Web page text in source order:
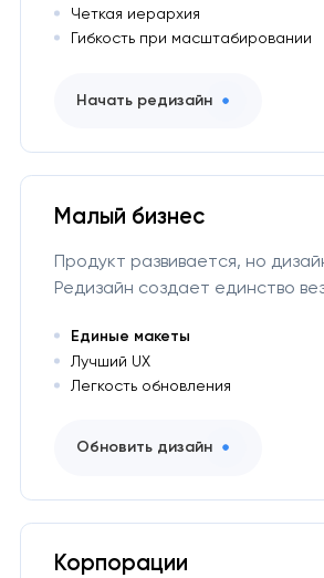
Четкая иерархия
Гибкость при масштабировании
Начать редизайн
Малый бизнес
Продукт развивается, но
Редизайн создает единство
Единые макеты
Лучший UX
Легкость обновления
Обновить дизайн
Корпорации